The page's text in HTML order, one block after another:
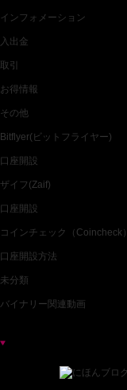
インフォメーション
入出金
取引
お得情報
その他
Bitflyer(ビットフライヤー)
口座開設
ザイフ(Zaif)
口座開設
コインチェック（Coincheck）
口座開設方法
未分類
バイナリー関連動画